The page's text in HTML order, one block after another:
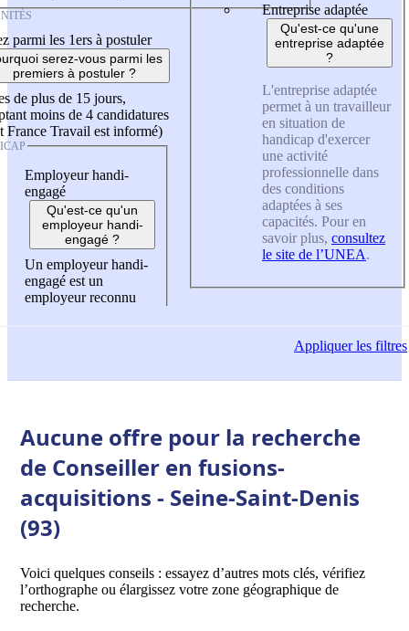
parmi les 1ers à postuler
serez-vous parmi les
premiers à postuler ?
de plus de 15 jours,
moins de 4 candidatures
France Travail est informé)
Employeur handi-
engagé
Qu'est-ce qu'un
employeur handi-
engagé ?
Un employeur handi-
engagé est un
employeur reconnu
Entreprise adaptée
Qu'est-ce qu'une
entreprise adaptée
?
L'entreprise adaptée
permet à un travailleur
en situation de
handicap d'exercer
une activité
professionnelle dans
des conditions
adaptées à ses
capacités. Pour en
savoir plus, consultez
le site de l’UNEA.
Appliquerles filtres
Aucune offre pour la recherche
de Conseiller en fusions-
acquisitions - Seine-Saint-Denis
(93)
Voici quelques conseils : essayez d’autres mots clés, vérifiez
l’orthographe ou élargissez votre zone géographique de
recherche.